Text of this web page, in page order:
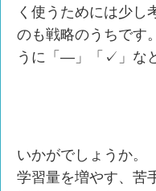
く使うためには少し
のも戦略のうちです
うに「―」「✓」な
いかがでしょうか。
学習量を増やす、苦